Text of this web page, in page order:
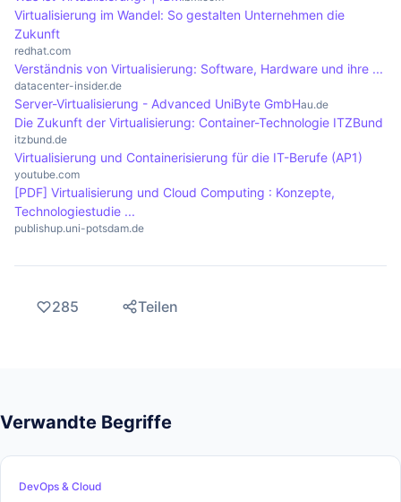
Virtualisierung im Wandel: So gestalten Unternehmen die
Zukunft
redhat.com
Verständnis von Virtualisierung: Software, Hardware und ihre ...
datacenter-insider.de
Server-Virtualisierung - Advanced UniByte GmbHau.de
Die Zukunft der Virtualisierung: Container-Technologie ITZBund
itzbund.de
Virtualisierung und Containerisierung für die IT-Berufe (AP1)
youtube.com
[PDF] Virtualisierung und Cloud Computing : Konzepte,
Technologiestudie ...
publishup.uni-potsdam.de
285 Teilen
Verwandte Begriffe
DevOps & Cloud